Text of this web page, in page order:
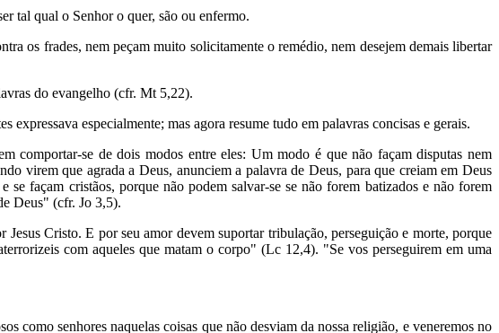
tal qual o Senhor o quer, são ou enfermo.
os frades, nem peçam muito solicitamente o remédio, nem desejem demais libertar
do evangelho (cfr. Mt 5,22).
especialmente; mas agora resume tudo em palavras concisas e gerais.
comportar-se de dois modos entre eles: Um modo é que não façam disputas nem
virem que agrada a Deus, anunciem a palavra de Deus, para que creiam em Deus
façam cristãos, porque não podem salvar-se se não forem batizados e não forem
Deus" (cfr. Jo 3,5).
Cristo. E por seu amor devem suportar tribulação, perseguição e morte, porque
com aqueles que matam o corpo" (Lc 12,4). "Se vos perseguirem em uma
como senhores naquelas coisas que não desviam da nossa religião, e veneremos no